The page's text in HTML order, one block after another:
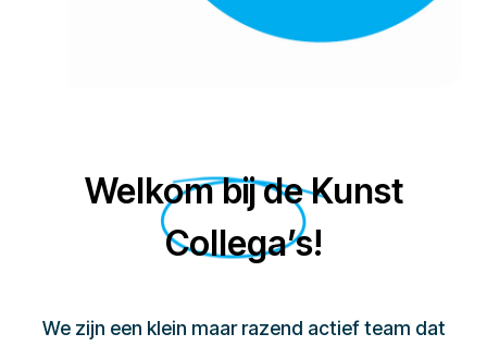
Welkom bij de Kunst
Collega’s!
We zijn een klein maar razend actief team dat